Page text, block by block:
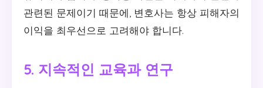
관련된 문제이기 때문에, 변호사는 항상 피해자의
이익을 최우선으로 고려해야 합니다.
5. 지속적인 교육과 연구